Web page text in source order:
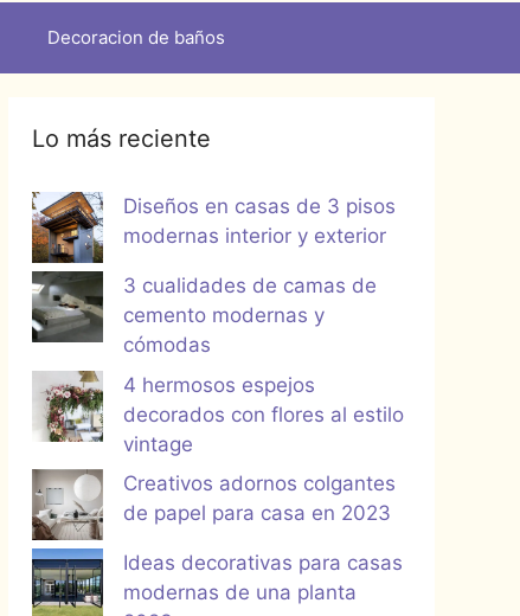
Decoracion de baños
Lo más reciente
Diseños en casas de 3 pisos
modernas interior y exterior
3 cualidades de camas de
cemento modernas y
cómodas
4 hermosos espejos
decorados con flores al estilo
vintage
Creativos adornos colgantes
de papel para casa en 2023
Ideas decorativas para casas
modernas de una planta